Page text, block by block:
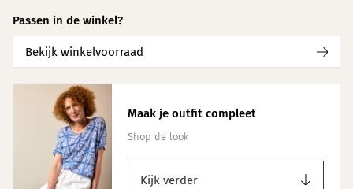
Passen in de winkel?
Bekijk winkelvoorraad
Maak je outfit compleet
Shop de look
Kijk verder